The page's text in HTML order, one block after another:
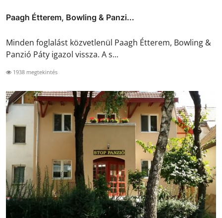
Paagh Étterem, Bowling & Panzi...
Minden foglalást közvetlenül Paagh Étterem, Bowling &
Panzió Páty igazol vissza. A s...
1938 megtekintés